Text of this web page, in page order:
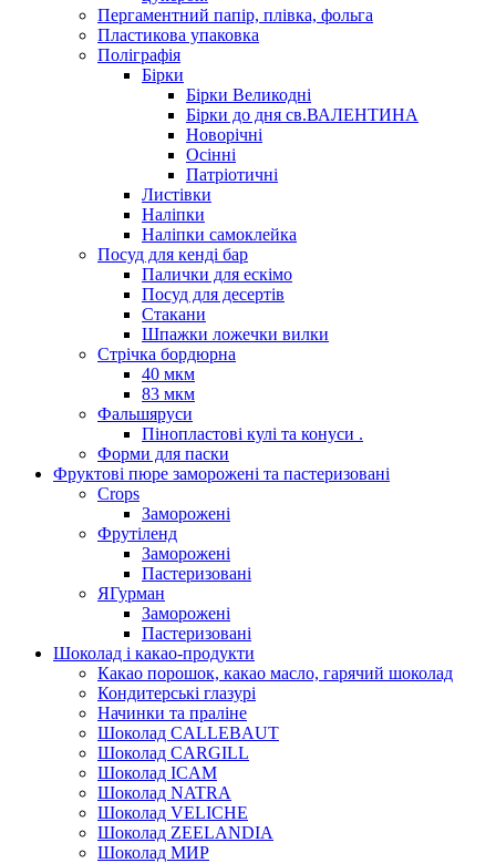
Пергаментний папір, плівка, фольга
Пластикова упаковка
Поліграфія
Бірки
Бірки Великодні
Бірки до дня св.ВАЛЕНТИНА
Новорічні
Осінні
Патріотичні
Листівки
Наліпки
Наліпки самоклейка
Посуд для кенді бар
Палички для ескімо
Посуд для десертів
Стакани
Шпажки ложечки вилки
Стрічка бордюрна
40 мкм
83 мкм
Фальшяруси
Пінопластові кулі та конуси .
Форми для паски
Фруктові пюре заморожені та пастеризовані
Crops
Заморожені
Фрутіленд
Заморожені
Пастеризовані
ЯГурман
Заморожені
Пастеризовані
Шоколад і какао-продукти
Какао порошок, какао масло, гарячий шоколад
Кондитерські глазурі
Начинки та праліне
Шоколад CALLEBAUT
Шоколад CARGILL
Шоколад ICAM
Шоколад NATRA
Шоколад VELICHE
Шоколад ZEELANDIA
Шоколад МИР